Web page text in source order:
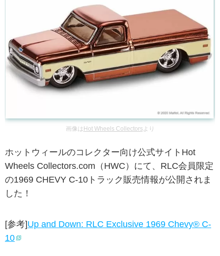
画像は Hot Wheels Collectors より
ホットウィールのコレクター向け公式サイトHot
Wheels Collectors.com（HWC）にて、RLC会員限定
の1969 CHEVY C-10トラック販売情報が公開されま
した！
[参考]Up and Down: RLC Exclusive 1969 Chevy® C-
10